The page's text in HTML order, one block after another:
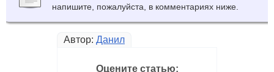
напишите, пожалуйста, в комментариях ниже.
Автор: Данил
Оцените статью: